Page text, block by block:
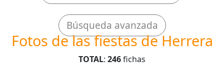
Búsqueda avanzada
Fotos de las fiestas de Herrera
TOTAL: 246fichas